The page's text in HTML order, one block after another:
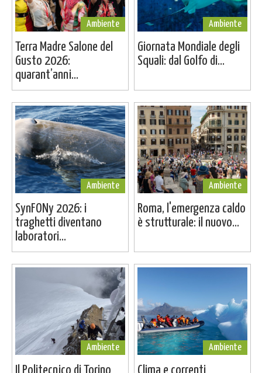
Ambiente
Terra Madre Salone del
Gusto 2026:
quarant’anni...
Ambiente
Giornata Mondiale degli
Squali: dal Golfo di...
Ambiente
SynFONy 2026: i
traghetti diventano
laboratori...
Ambiente
Roma, l'emergenza caldo
è strutturale: il nuovo...
Ambiente Ambiente